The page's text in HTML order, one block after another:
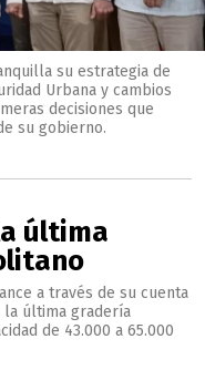
su estrategia de
Urbana y cambios
decisiones que
su gobierno.
última
a través de su cuenta
la última gradería
de 43.000 a 65.000